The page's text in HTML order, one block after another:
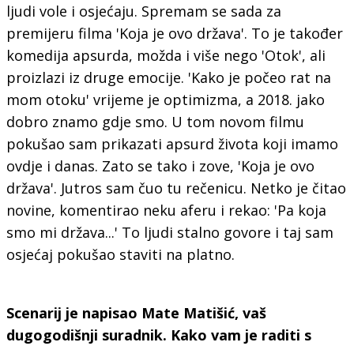
ljudi vole i osjećaju. Spremam se sada za
premijeru filma 'Koja je ovo država'. To je također
komedija apsurda, možda i više nego 'Otok', ali
proizlazi iz druge emocije. 'Kako je počeo rat na
mom otoku' vrijeme je optimizma, a 2018. jako
dobro znamo gdje smo. U tom novom filmu
pokušao sam prikazati apsurd života koji imamo
ovdje i danas. Zato se tako i zove, 'Koja je ovo
država'. Jutros sam čuo tu rečenicu. Netko je čitao
novine, komentirao neku aferu i rekao: 'Pa koja
smo mi država...' To ljudi stalno govore i taj sam
osjećaj pokušao staviti na platno.
Scenarij je napisao Mate Matišić, vaš
dugogodišnji suradnik. Kako vam je raditi s